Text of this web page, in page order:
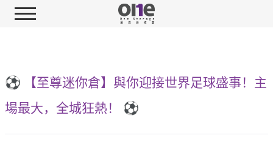
⚽ 【至尊迷你倉】與你迎接世界足球盛事！主
場最大，全城狂熱！ ⚽